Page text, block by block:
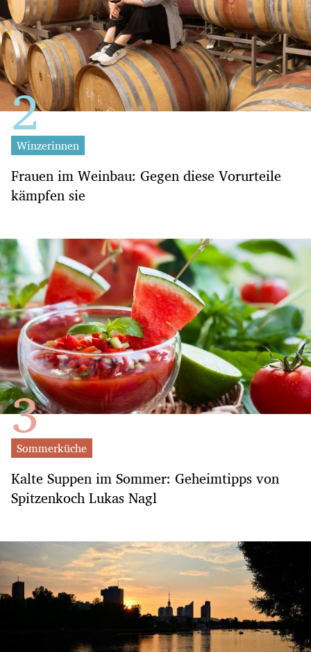
Winzerinnen
Frauen im Weinbau: Gegen diese Vorurteile
kämpfen sie
Sommerküche
Kalte Suppen im Sommer: Geheimtipps von
Spitzenkoch Lukas Nagl